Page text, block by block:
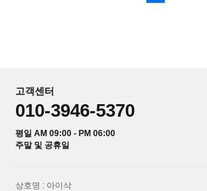
고객센터
010-3946-5370
평일 AM 09:00 - PM 06:00
주말 및 공휴일
상호명 : 아이삭